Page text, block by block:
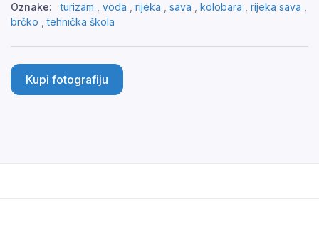
Oznake:
turizam voda rijeka sava kolobara rijeka sava
brčko ,tehnička škola
Kupi fotografiju